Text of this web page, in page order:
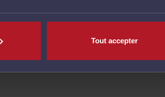
Tout accepter
POSÉES